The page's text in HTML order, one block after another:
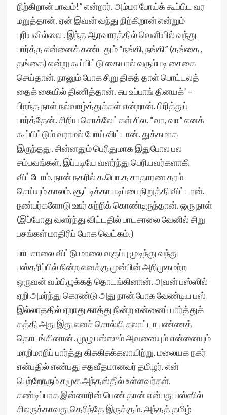
நிற்கிறான் பாவம்!” என்றார். அம்மா போய்க் கூப்பிட வர
மறுத்தான். ஏன் இவன் வந்து நிற்கிறான் என்றும்
புரியவில்லை . இந்த ஆரவாரத்தில் வெளியில் வந்து
பார்த்த என்னைக் கண்டதும் “நங்கி, நங்கி” (தங்கை ,
தங்கை) என்று கூப்பிட்டு கையால் வரும்படி சைகை
செய்தான். நானும் போக சிறு திசுத் தாள் பொட்டலத்
தைக் கையில் திணித்தான். சுப உப்பாங் தினயக்’ –
பிறந்த நாள் நல்வாழ்த்துக்கள் என்றான். பிரித்துப்
பார்த்தேன். சிறிய சொக்லேட்கள் சில. “வா, வா” எனக்
கூப்பிட்டும் வராமல் போய் விட்டான். துக்கமாக
இருந்தது. சின்னதும் பெரிதுமாக இதுபோல பல
சம்பவங்கள், இப்படியே வளர்ந்து பெரியவர்களாகி
விட்டோம். நான் நகரில் க.பொ.த சாதாரண தரம்
செய்யும் காலம். சூட்டிக்கா படிப்பை நிறுத்தி விட்டான்.
நண்பர்களோடு ஊர் சுற்றிக் கொண்டிருந்தான். ஒரு நாள்
(இப்போது வளர்ந்து விட்டதில் பாடசாலை வேனில் சிறு
பசங்கள் மாதிரிப் போக வெட்கம்.)
பாடசாலை விட்டு மாலை வகுப்பு முடிந்து வந்து
பஸ்தரிப்பில் நின்ற எனக்கு முன்பின் அறிமுகமற்ற
ஒருவன் வம்பிழுக்கத் தொடங்கினான். அவன் பஸ்ஸில்
ஏறி அமர்ந்து கொண்டு அது நான் போக வேண்டிய பஸ்
இல்லாததில் ஏறாது காத்து நின்ற என்னைப் பார்த்துக்
கத்தி அது இது எனச் சொல்லி கலாட்டா பண்ணத்
தொடங்கினான். முழு பஸ்ஸும் அவனையும் என்னையும்
மாறிமாறிப் பார்த்து கிசுகிசுக்கலாயிற்று. மலையக நகர்
என்பதில் எண்பது சதவீதமானவர் தமிழர். என்
பெற்றோரும் சமூக அந்தஸ்தில் உள்ளவர்கள்.
கண்டிப்பாக இன்னாரின் பெண் தான் என்பது பஸ்ஸில்
சிலருக்காவது தெரிந்தே இருக்கும். அந்தத் தமிழ்